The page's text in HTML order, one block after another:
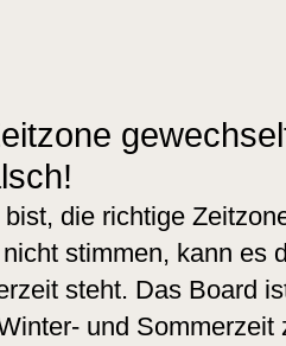
die richtige
stimmen, kann es
steht. Das Board
und Sommerzeit